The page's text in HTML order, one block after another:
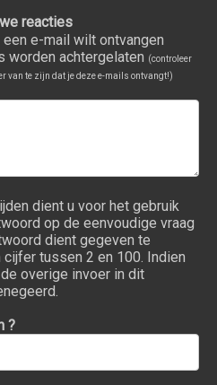
reacties
e-mail wilt ontvangen
worden achtergelaten (controleer
van te zijn dat je deze e-mails ontvangt!)
dient u voor het gebruik
op de eenvoudige vraag
dient gegeven te
tussen 2 en 100. Indien
overige invoer in dit
?